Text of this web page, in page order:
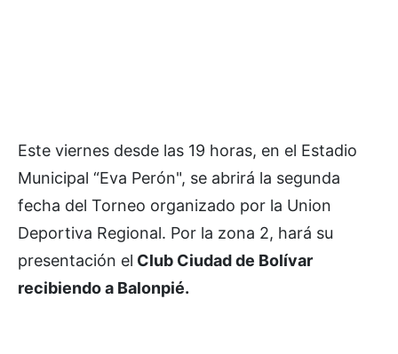
Este viernes desde las 19 horas, en el Estadio
Municipal “Eva Perón", se abrirá la segunda
fecha del Torneo organizado por la Union
Deportiva Regional. Por la zona 2, hará su
presentación el Club Ciudad de Bolívar
recibiendo a Balonpié.